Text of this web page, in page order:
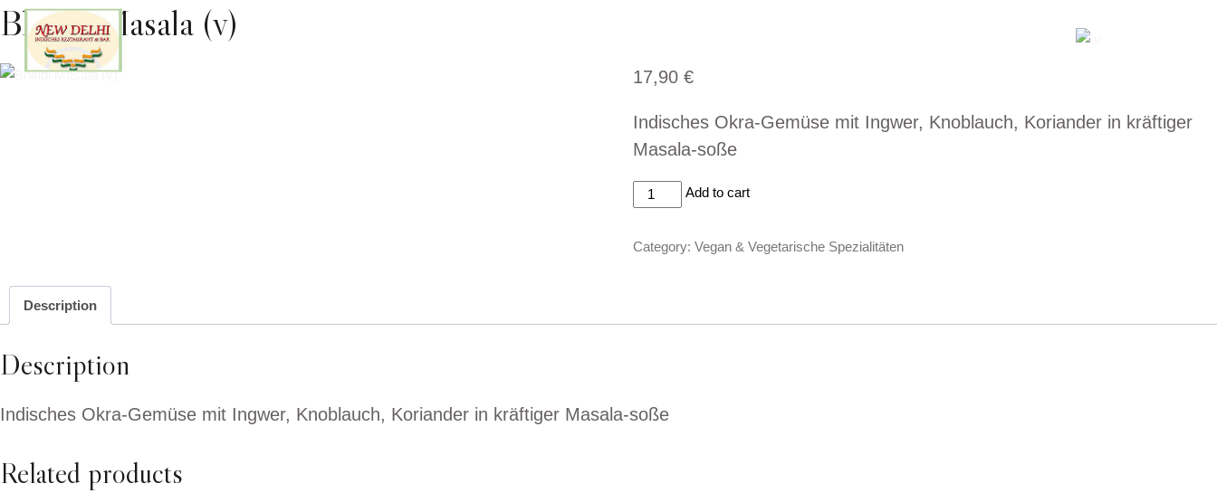
Home
Bhindi Masala (v)
17,90 €
Indisches Okra-Gemüse mit Ingwer, Knoblauch, Koriander in kräftiger
Masala-soße
Bhindi
(v)
Add to cart
Category: Vegan & Vegetarische Spezialitäten
Description
Description
Indisches Okra-Gemüse mit Ingwer, Knoblauch, Koriander in kräftiger Masala-soße
Related products